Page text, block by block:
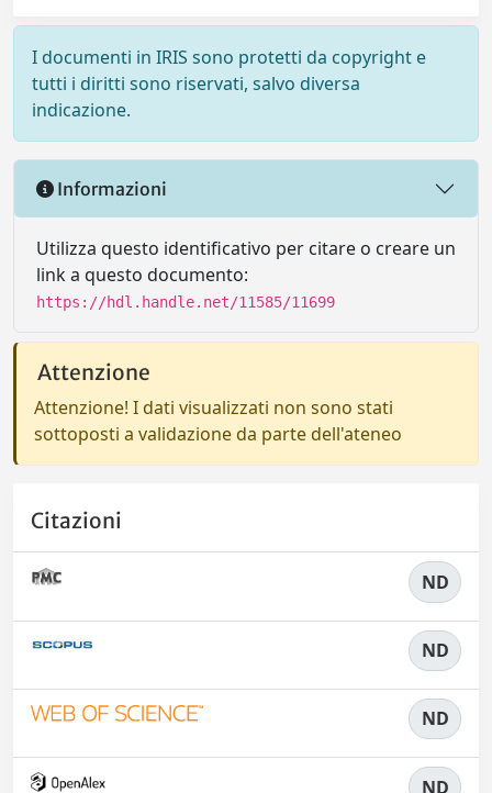
I documenti in IRIS sono protetti da copyright e
tutti i diritti sono riservati, salvo diversa
indicazione.
Informazioni
Utilizza questo identificativo per citare o creare un
link a questo documento:
https://hdl.handle.net/11585/11699
Attenzione
Attenzione! I dati visualizzati non sono stati
sottoposti a validazione da parte dell'ateneo
Citazioni
ND
ND
ND
ND